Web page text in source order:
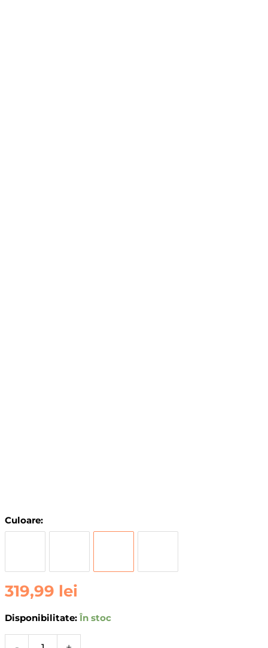
Culoare:
319,99 lei
Disponibilitate: În stoc
Cantitate
Portofel
Aulumu
G03
Tool